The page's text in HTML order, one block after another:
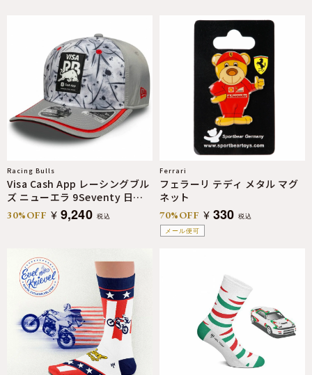
Racing Bulls
Visa Cash App レーシングブル
ズ ニューエラ 9Seventy 日本
GP 2025 スペシャルエディショ
ン キャップ
30%OFF ¥ 9,240 税込
メール便可
Ferrari
フェラーリ テディ メタル マグ
ネット
70%OFF ¥ 330 税込